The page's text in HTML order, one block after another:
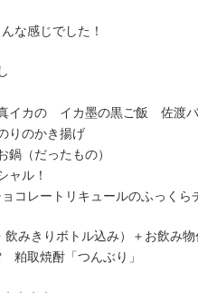
な感じでした！
イカの イカ墨の黒ご飯 佐渡
のかき揚げ
（だったもの）
ャル！
コレートリキュールのふっくら
みきりボトル込み）＋お飲み物
粕取焼酎「つんぶり」